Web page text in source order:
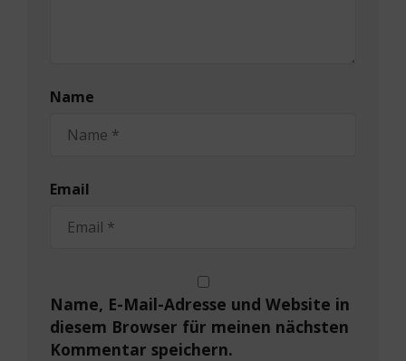
Name
Email
Name, E-Mail-Adresse und Website in
diesem Browser für meinen nächsten
Kommentar speichern.